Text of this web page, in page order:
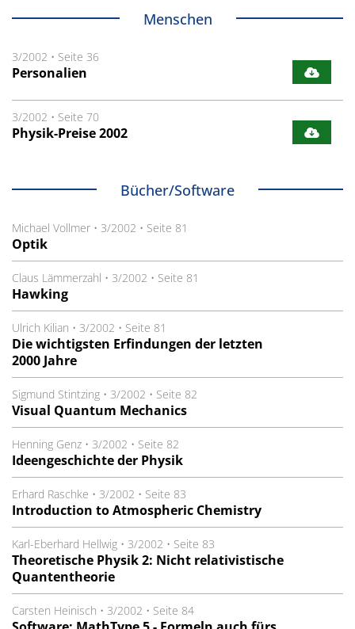
Menschen
3/2002 • Seite 36
Personalien
3/2002 • Seite 70
Physik-Preise 2002
Bücher/Software
Michael Vollmer • 3/2002 • Seite 81
Optik
Claus Lämmerzahl • 3/2002 • Seite 81
Hawking
Ulrich Kilian • 3/2002 • Seite 81
Die wichtigsten Erfindungen der letzten
2000 Jahre
Sigmund Stintzing • 3/2002 • Seite 82
Visual Quantum Mechanics
Henning Genz • 3/2002 • Seite 82
Ideengeschichte der Physik
Erhard Raschke • 3/2002 • Seite 83
Introduction to Atmospheric Chemistry
Karl-Eberhard Hellwig • 3/2002 • Seite 83
Theoretische Physik 2: Nicht relativistische
Quantentheorie
Carsten Heinisch • 3/2002 • Seite 84